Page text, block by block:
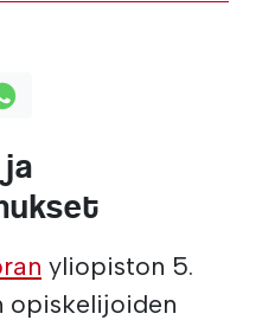
yliopiston 5.
opiskelijoiden